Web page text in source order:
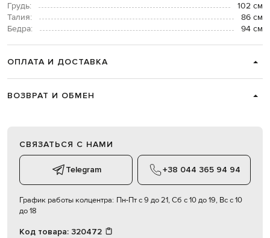
Грудь:
102 см
Талия:
86 см
Бедра:
94 см
ОПЛАТА И ДОСТАВКА
ВОЗВРАТ И ОБМЕН
СВЯЗАТЬСЯ С НАМИ
Telegram +38 044 365 94 94
График работы колцентра: Пн-Пт с 9 до 21, Сб с 10 до 19, Вс с 10
до 18
Код товара: 320472